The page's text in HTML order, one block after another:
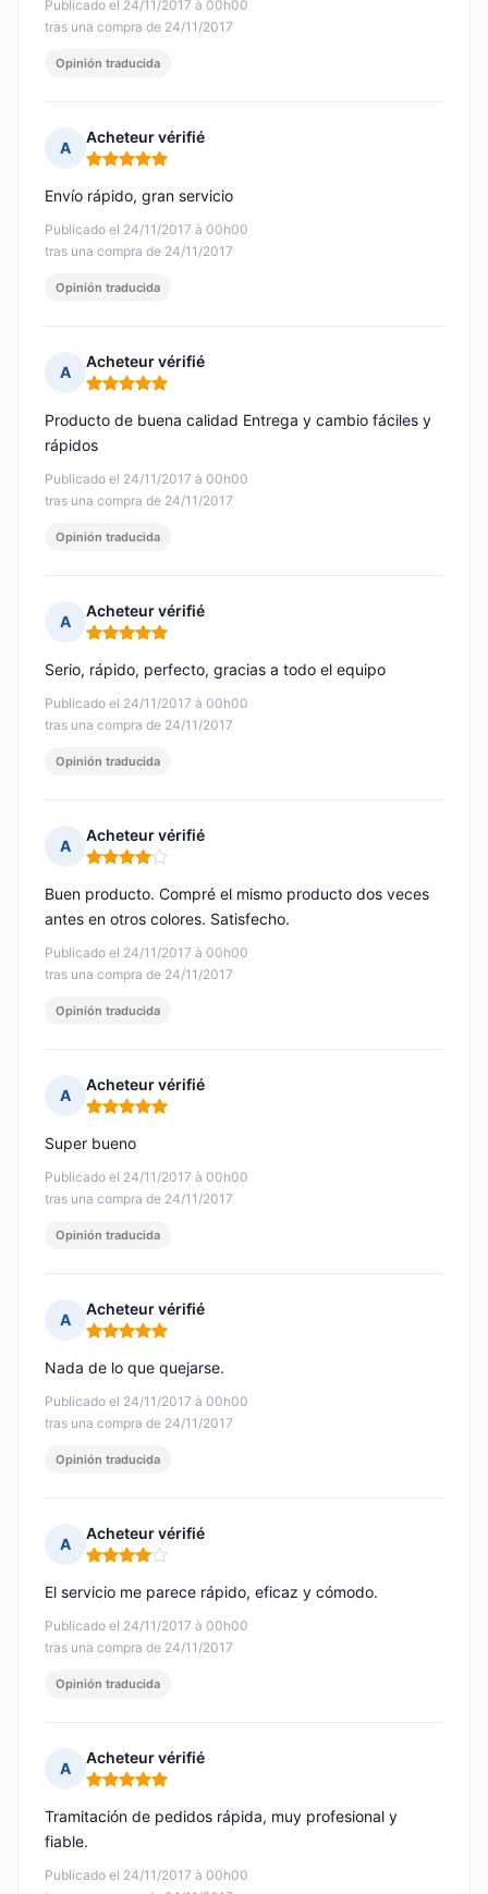
Publicado el 24/11/2017 à 00h00
tras una compra de 24/11/2017
Opinión traducida
A
Acheteur vérifié
Nota: 5 de 5
Publicado el 24/11/2017 à 00h00
tras una compra de 24/11/2017
Envío rápido, gran servicio
Opinión traducida
A
Acheteur vérifié
Nota: 5 de 5
Publicado el 24/11/2017 à 00h00
tras una compra de 24/11/2017
Producto de buena calidad Entrega y cambio fáciles y
rápidos
Opinión traducida
A
Acheteur vérifié
Nota: 5 de 5
Publicado el 24/11/2017 à 00h00
tras una compra de 24/11/2017
Serio, rápido, perfecto, gracias a todo el equipo
Opinión traducida
A
Acheteur vérifié
Nota: 4 de 5
Publicado el 24/11/2017 à 00h00
tras una compra de 24/11/2017
Buen producto. Compré el mismo producto dos veces
antes en otros colores. Satisfecho.
Opinión traducida
A
Acheteur vérifié
Nota: 5 de 5
Publicado el 24/11/2017 à 00h00
tras una compra de 24/11/2017
Super bueno
Opinión traducida
A
Acheteur vérifié
Nota: 5 de 5
Publicado el 24/11/2017 à 00h00
tras una compra de 24/11/2017
Nada de lo que quejarse.
Opinión traducida
A
Acheteur vérifié
Nota: 4 de 5
Publicado el 24/11/2017 à 00h00
tras una compra de 24/11/2017
El servicio me parece rápido, eficaz y cómodo.
Opinión traducida
A
Acheteur vérifié
Nota: 5 de 5
Publicado el 24/11/2017 à 00h00
Tramitación de pedidos rápida, muy profesional y
fiable.